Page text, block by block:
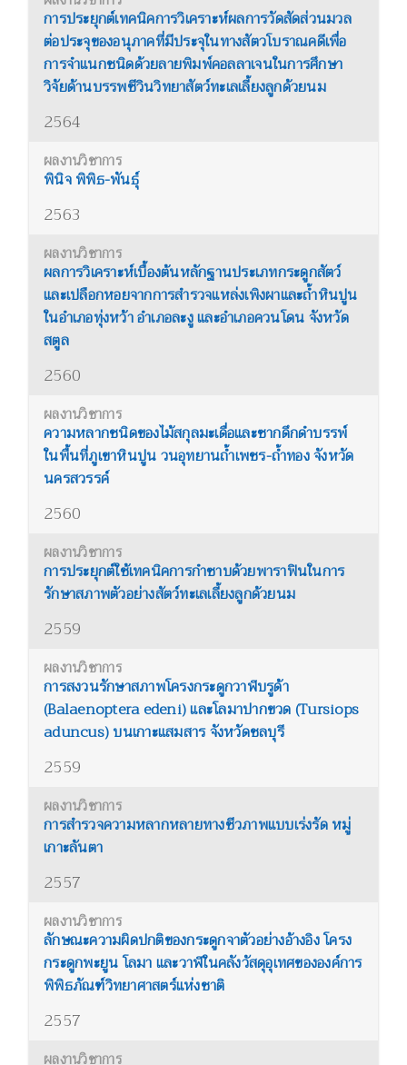
การประยุกต์เทคนิคการวิเคราะห์ผลการวัดสัดส่วนมวล
ต่อประจุของอนุภาคที่มีประจุในทางสัตวโบราณคดีเพื่อ
การจำแนกชนิดด้วยลายพิมพ์คอลลาเจนในการศึกษา
วิจัยด้านบรรพชีวินวิทยาสัตว์ทะเลเลี้ยงลูกด้วยนม
2564
พินิจ พิพิธ-พันธุ์
2563
ผลการวิเคราะห์เบื้องต้นหลักฐานประเภทกระดูกสัตว์
และเปลือกหอยจากการสำรวจแหล่งเพิงผาและถ้ำหินปูน
ในอำเภอทุ่งหว้า อำเภอละงู และอำเภอควนโดน จังหวัด
สตูล
2560
ความหลากชนิดของไม้สกุลมะเดื่อและซากดึกดำบรรพ์
ในพื้นที่ภูเขาหินปูน วนอุทยานถ้ำเพชร-ถ้ำทอง จังหวัด
นครสวรรค์
2560
การประยุกต์ใช้เทคนิคการกำซาบด้วยพาราฟินในการ
รักษาสภาพตัวอย่างสัตว์ทะเลเลี้ยงลูกด้วยนม
2559
การสงวนรักษาสภาพโครงกระดูกวาฬบรูด้า
(Balaenoptera edeni) และโลมาปากขวด (Tursiops
aduncus) บนเกาะแสมสาร จังหวัดชลบุรี
2559
การสำรวจความหลากหลายทางชีวภาพแบบเร่งรัด หมู่
เกาะลันตา
2557
ลักษณะความผิดปกติของกระดูกจาตัวอย่างอ้างอิง โครง
กระดูกพะยูน โลมา และวาฬในคลังวัสดุอุเทศขององค์การ
พิพิธภัณฑ์วิทยาศาสตร์แห่งชาติ
2557